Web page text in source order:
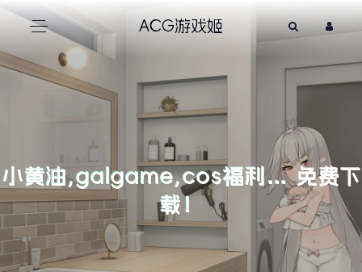
ACG游戏姬
小黄油,galgame,cos福利… 免费下
载！